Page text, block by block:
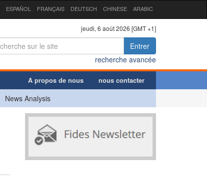
ESPAÑOL FRANÇAIS DEUTSCH CHINESE ARABIC
jeudi, 6 août 2026 [GMT +1]
Entrer
recherche avancée
A propos de nous nous contacter
News Analysis